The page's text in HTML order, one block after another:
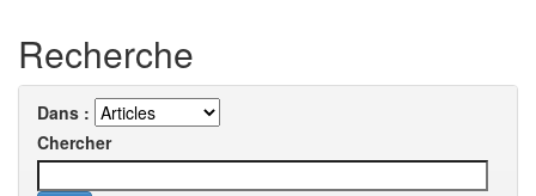
Recherche
Dans :
Chercher